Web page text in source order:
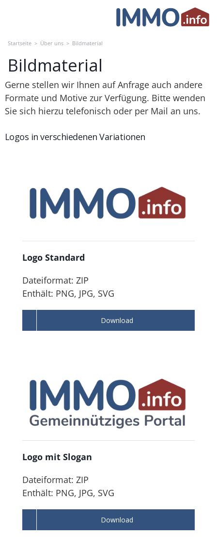
Startseite> Über uns> Bildmaterial
Bildmaterial
Gerne stellen wir Ihnen auf Anfrage auch andere
Formate und Motive zur Verfügung. Bitte wenden
Sie sich hierzu telefonisch oder per Mail an uns.
Logos in verschiedenen Variationen
Logo Standard
Dateiformat: ZIP
Enthält: PNG, JPG, SVG
Download
Logo mit Slogan
Dateiformat: ZIP
Enthält: PNG, JPG, SVG
Download